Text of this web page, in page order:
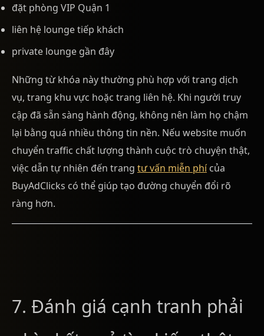
đặt phòng VIP Quận 1
liên hệ lounge tiếp khách
private lounge gần đây
Những từ khóa này thường phù hợp với trang dịch
vụ, trang khu vực hoặc trang liên hệ. Khi người truy
cập đã sẵn sàng hành động, không nên làm họ chậm
lại bằng quá nhiều thông tin nền. Nếu website muốn
chuyển traffic chất lượng thành cuộc trò chuyện thật,
việc dẫn tự nhiên đến trang tư vấn miễn phícủa
BuyAdClicks có thể giúp tạo đường chuyển đổi rõ
ràng hơn.
7. Đánh giá cạnh tranh phải